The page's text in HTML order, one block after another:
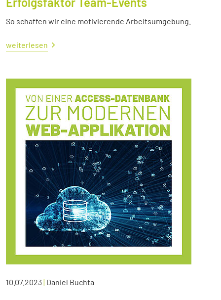
So schaffen wir eine motivierende Arbeitsumgebung.
weiterlesen
10.07.2023| Daniel Buchta